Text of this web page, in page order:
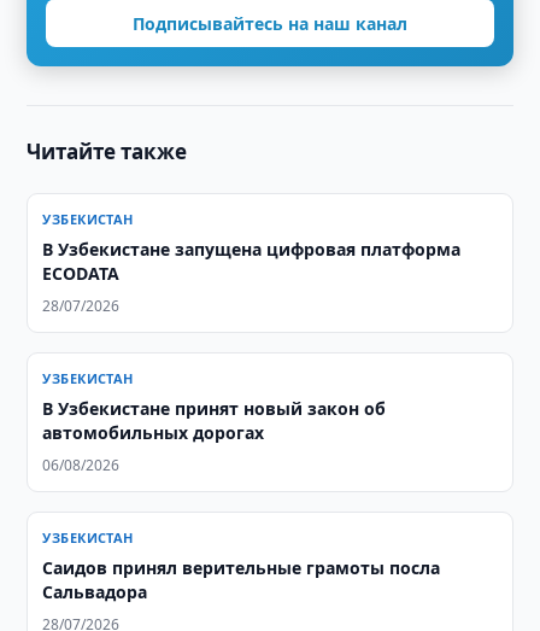
Подписывайтесь на наш канал
Читайте также
УЗБЕКИСТАН
В Узбекистане запущена цифровая платформа
ECODATA
28/07/2026
УЗБЕКИСТАН
В Узбекистане принят новый закон об
автомобильных дорогах
06/08/2026
УЗБЕКИСТАН
Саидов принял верительные грамоты посла
Сальвадора
28/07/2026